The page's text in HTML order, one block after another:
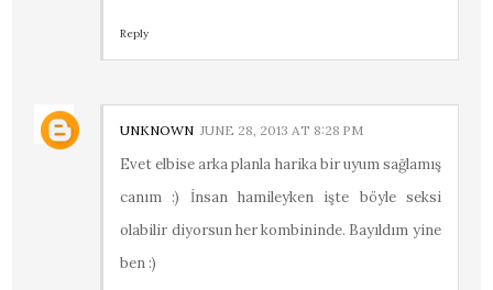
Reply
UNKNOWN JUNE 28, 2013 AT 8:28 PM
Evet elbise arka planla harika bir uyum sağlamış
canım :) İnsan hamileyken işte böyle seksi
olabilir diyorsun her kombininde. Bayıldım yine
ben :)